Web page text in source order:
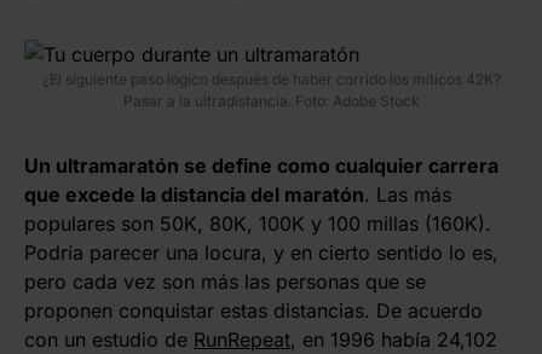
¿El siguiente paso lógico después de haber corrido los míticos 42K?
Pasar a la ultradistancia. Foto: Adobe Stock
Un ultramaratón se define como cualquier carrera
que excede la distancia del maratón. Las más
populares son 50K, 80K, 100K y 100 millas (160K).
Podría parecer una locura, y en cierto sentido lo es,
pero cada vez son más las personas que se
proponen conquistar estas distancias. De acuerdo
con un estudio de RunRepeat, en 1996 había 24,102